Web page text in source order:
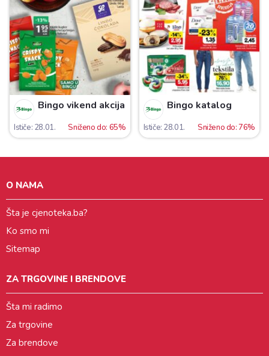
Bingo vikend akcija
Ističe: 28.01. Sniženo do: 65%
Bingo katalog
Ističe: 28.01. Sniženo do: 76%
O NAMA
Šta je cjenoteka.ba?
Ko smo mi
Sitemap
ZA TRGOVINE I BRENDOVE
Šta mi radimo
Za trgovine
Za brendove